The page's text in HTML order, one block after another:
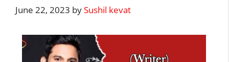
June 22, 2023 bySushil kevat